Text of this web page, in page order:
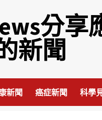
分享
新聞
新聞 癌症新聞 科學